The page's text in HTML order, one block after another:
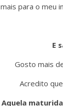
para o meu
E
Gosto mais
Acredito
Aquela